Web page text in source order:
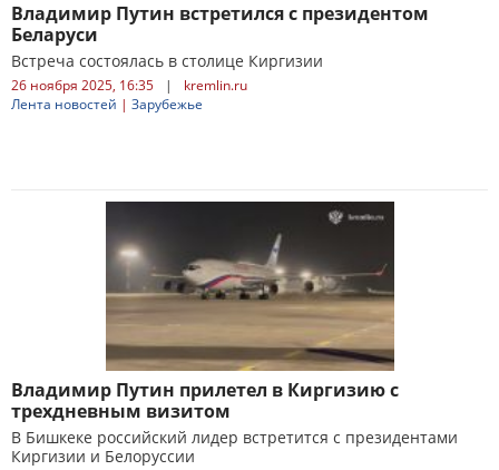
Владимир Путин встретился с президентом
Беларуси
Встреча состоялась в столице Киргизии
26 ноября 2025, 16:35 |
kremlin.ru
Лента новостей | Зарубежье
Владимир Путин прилетел в Киргизию с
трехдневным визитом
В Бишкеке российский лидер встретится с президентами
Киргизии и Белоруссии